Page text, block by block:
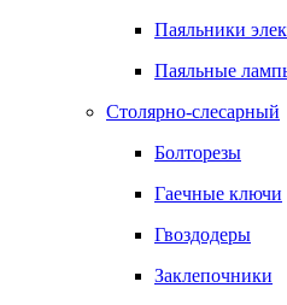
Паяльники
Паяльные
Столярно-слесарный
Болторезы
Гаечные ключи
Гвоздодеры
Заклепочники